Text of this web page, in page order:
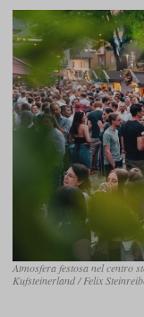
Atmosfera festosa nel centro
Kufsteinerland / Felix